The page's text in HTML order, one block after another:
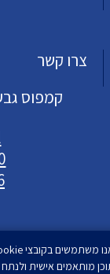
צרו קשר
קמפוס
מותאמים אישית